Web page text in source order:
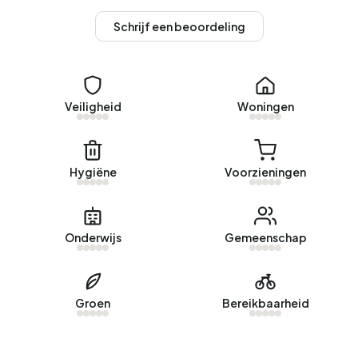
. De nieuwste aangeboden woning is
door Heemborgh Makelaars Hillegom. Afgelopen jaar zijn
De gemiddelde vraagprijs voor een koopwoning in
Buitengebied De Zilk was afgelopen jaar €829.000. Dit is
53% hoger dan de gemiddelde WOZ-waarde van
€542.000. De gemiddelde vraagprijs per m² perceel is
Huurwoningen
1 woningen te huur in Buitengebied De Zilk. De meest
door ADOMU op Vastgoed Nederland. Het afgelopen jaar
zijn er 5 woningen verhuurd in Buitengebied De Zilk. Een
Schrijf een beoordeling
Veiligheid Woningen
Hygiëne Voorzieningen
Onderwijs Gemeenschap
Groen Bereikbaarheid